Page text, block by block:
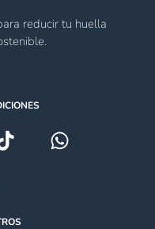
reducir tu huella